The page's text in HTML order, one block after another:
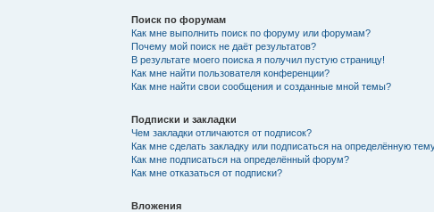
Поиск по форумам
Как мне выполнить поиск по форуму или форумам?
Почему мой поиск не даёт результатов?
В результате моего поиска я получил пустую страницу!
Как мне найти пользователя конференции?
Как мне найти свои сообщения и созданные мной темы?
Подписки и закладки
Чем закладки отличаются от подписок?
Как мне сделать закладку или подписаться на определённую
Как мне подписаться на определённый форум?
Как мне отказаться от подписки?
Вложения